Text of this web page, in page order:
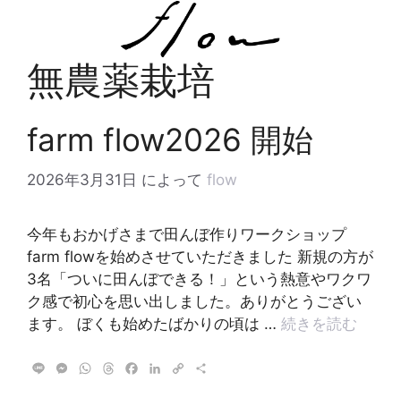
無農薬栽培
farm flow2026 開始
2026年3月31日 によって flow
今年もおかげさまで田んぼ作りワークショップ
farm flowを始めさせていただきました 新規の方が
3名「ついに田んぼできる！」という熱意やワクワ
ク感で初心を思い出しました。ありがとうござい
ます。 ぼくも始めたばかりの頃は … 続きを読む
M
W
C